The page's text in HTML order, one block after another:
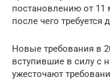
постановлению от 11
после чего требуется
Новые требования в
вступившие в силу с
ужесточают